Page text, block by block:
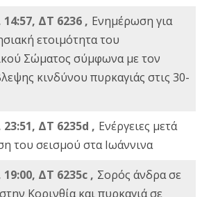
ΔΤ 6236 , Ενημέρωση για
ετοιμότητα του
Σώματος σύμφωνα με τον
κινδύνου πυρκαγιάς στις 30-
ΔΤ 6235d , Ενέργειες μετά
του σεισμού στα Ιωάννινα
ΔΤ 6235c , Σορός άνδρα σε
Κορινθία και πυρκαγιά σε